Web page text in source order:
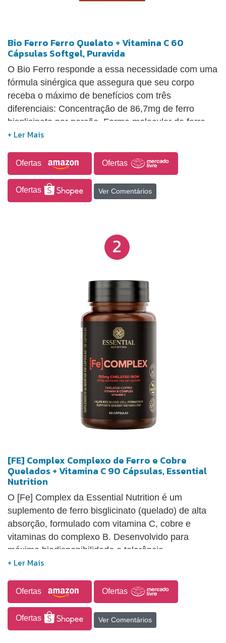
Bio Ferro Ferro Quelato + Vitamina C 60
Cápsulas Softgel, Puravida
O Bio Ferro responde a essa necessidade com uma
fórmula sinérgica que assegura que seu corpo
receba o máximo de benefícios com três
diferenciais: Concentração de 86,7mg de ferro
bisglicinato por porção. Forma molecular de ferro
bisglicinato, em vez de sulfato ferroso. Entrega em
pois são mais macias em comparação com
comprimidos ou cápsulas duras. O invólucro de
gelatina se dissolve rapidamente no estômago,
liberando o conteúdo para absorção imediata. O Bio
garantir um equilíbrio nutricional adequado e
aproveitar os benefícios do ferro bisglicinato em
Ofertas Ofertas
Ofertas Ver Comentários
2
[FE] Complex Complexo de Ferro e Cobre
Quelados + Vitamina C 90 Cápsulas, Essential
Nutrition
O [Fe] Complex da Essential Nutrition é um
suplemento de ferro bisglicinato (quelado) de alta
absorção, formulado com vitamina C, cobre e
vitaminas do complexo B. Desenvolvido para
máxima biodisponibilidade e tolerância
gastrointestinal, auxilia na formação de células
energético e sistema imune.
Ofertas Ofertas
Ofertas Ver Comentários